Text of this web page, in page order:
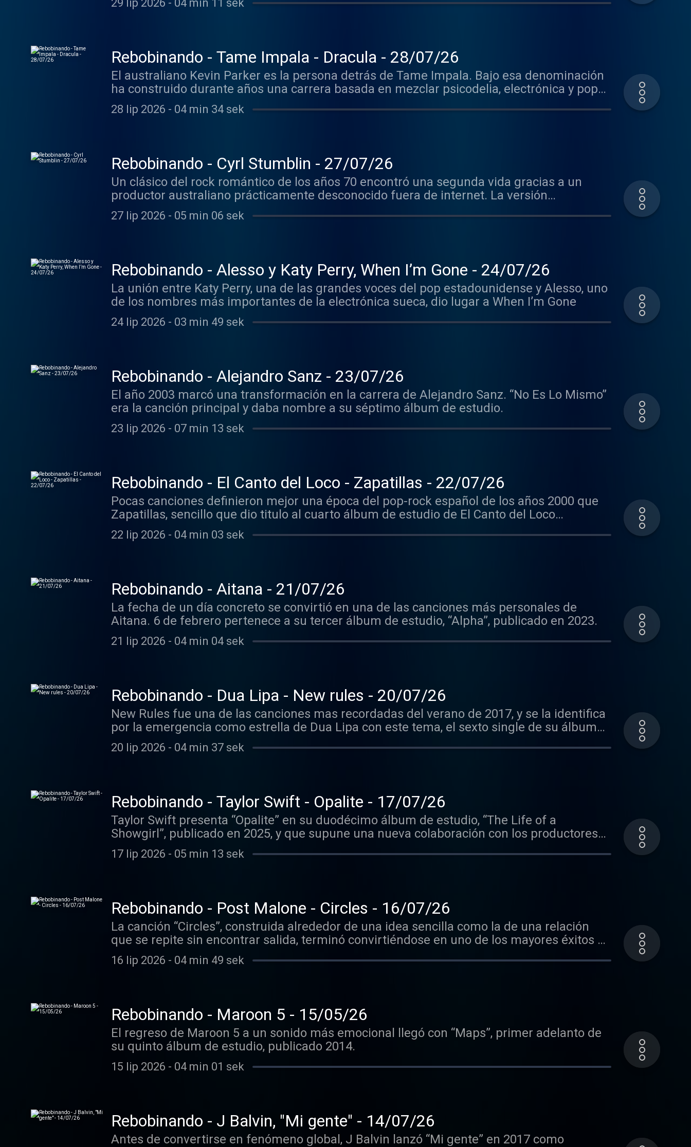
29 lip 2026 - 04 min 11 sek
Rebobinando - Tame Impala - Dracula - 28/07/26
El australiano Kevin Parker es la persona detrás de Tame Impala. Bajo esa denominación
ha construido durante años una carrera basada en mezclar psicodelia, electrónica y pop
experimental.
28 lip 2026 - 04 min 34 sek
Rebobinando - Cyrl Stumblin - 27/07/26
Un clásico del rock romántico de los años 70 encontró una segunda vida gracias a un
productor australiano prácticamente desconocido fuera de internet. La versión
electrónica a cargo de Cyril del gran Stumblin’ In recupera el tema publicado en 1977 por
Chris Norman y Suzi Quatro.
27 lip 2026 - 05 min 06 sek
Rebobinando - Alesso y Katy Perry, When I’m Gone - 24/07/26
La unión entre Katy Perry, una de las grandes voces del pop estadounidense y Alesso, uno
de los nombres más importantes de la electrónica sueca, dio lugar a When I’m Gone
24 lip 2026 - 03 min 49 sek
Rebobinando - Alejandro Sanz - 23/07/26
El año 2003 marcó una transformación en la carrera de Alejandro Sanz. “No Es Lo Mismo”
era la canción principal y daba nombre a su séptimo álbum de estudio.
23 lip 2026 - 07 min 13 sek
Rebobinando - El Canto del Loco - Zapatillas - 22/07/26
Pocas canciones definieron mejor una época del pop-rock español de los años 2000 que
Zapatillas, sencillo que dio titulo al cuarto álbum de estudio de El Canto del Loco
publicado en 2005.
22 lip 2026 - 04 min 03 sek
Rebobinando - Aitana - 21/07/26
La fecha de un día concreto se convirtió en una de las canciones más personales de
Aitana. 6 de febrero pertenece a su tercer álbum de estudio, “Alpha”, publicado en 2023.
21 lip 2026 - 04 min 04 sek
Rebobinando - Dua Lipa - New rules - 20/07/26
New Rules fue una de las canciones mas recordadas del verano de 2017, y se la identifica
por la emergencia como estrella de Dua Lipa con este tema, el sexto single de su álbum
debut homónimo y publicado unos meses antes.
20 lip 2026 - 04 min 37 sek
Rebobinando - Taylor Swift - Opalite - 17/07/26
Taylor Swift presenta “Opalite” en su duodécimo álbum de estudio, “The Life of a
Showgirl”, publicado en 2025, y que supune una nueva colaboración con los productores
Max Martin y Shellback, responsables de algunos de los mayores éxitos del pop
contemporáneo.
17 lip 2026 - 05 min 13 sek
Rebobinando - Post Malone - Circles - 16/07/26
La canción “Circles”, construida alrededor de una idea sencilla como la de una relación
que se repite sin encontrar salida, terminó convirtiéndose en uno de los mayores éxitos de
Post Malone.
16 lip 2026 - 04 min 49 sek
Rebobinando - Maroon 5 - 15/05/26
El regreso de Maroon 5 a un sonido más emocional llegó con “Maps”, primer adelanto de
su quinto álbum de estudio, publicado 2014.
15 lip 2026 - 04 min 01 sek
Rebobinando - J Balvin, "Mi gente" - 14/07/26
Antes de convertirse en fenómeno global, J Balvin lanzó “Mi gente” en 2017 como